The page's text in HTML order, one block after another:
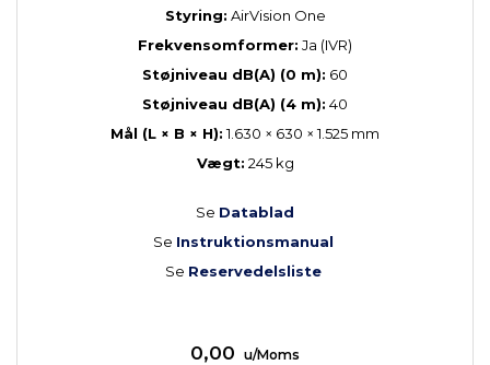
Styring: AirVision One
Frekvensomformer: Ja (IVR)
Støjniveau dB(A) (0 m): 60
Støjniveau dB(A) (4 m): 40
Mål (L × B × H):1.630 × 630 × 1.525 mm
Vægt: 245 kg
Se Datablad
Se Instruktionsmanual
Se Reservedelsliste
0,00 u/Moms